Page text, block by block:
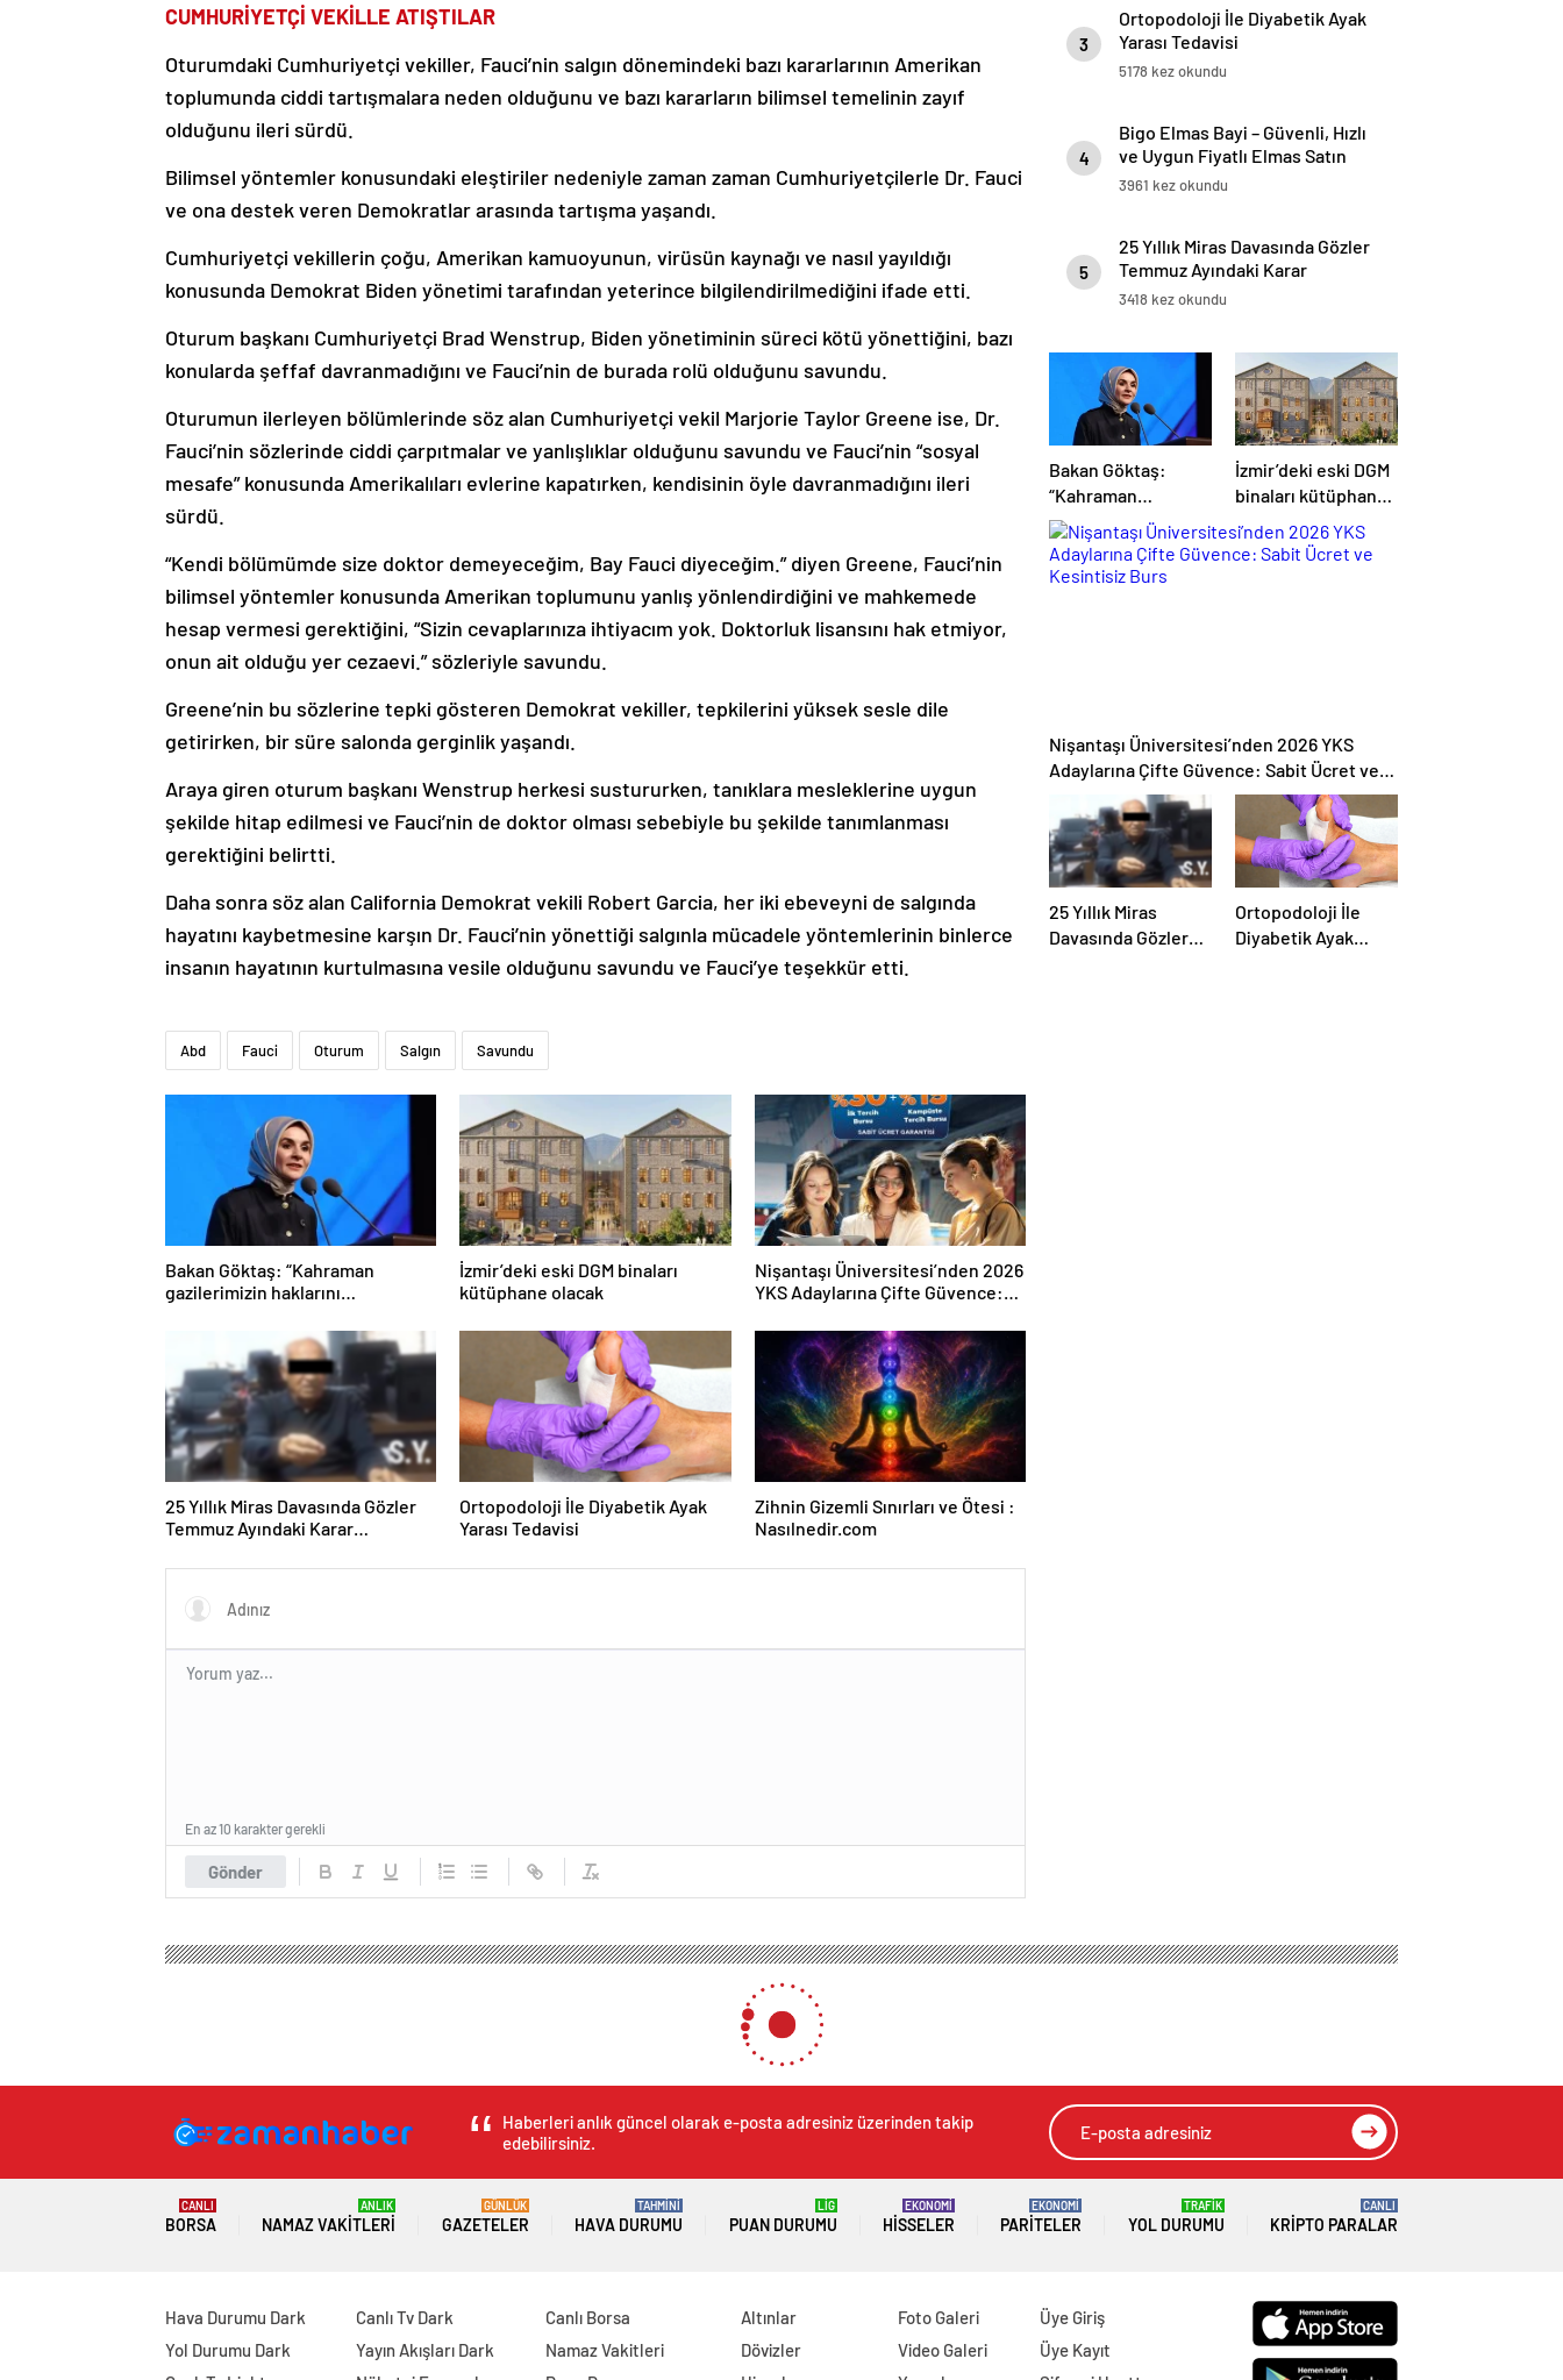
CUMHURİYETÇİ VEKİLLE ATIŞTILAR
Oturumdaki Cumhuriyetçi vekiller, Fauci’nin salgın dönemindeki bazı kararlarının Amerikan
toplumunda ciddi tartışmalara neden olduğunu ve bazı kararların bilimsel temelinin zayıf
olduğunu ileri sürdü.
Bilimsel yöntemler konusundaki eleştiriler nedeniyle zaman zaman Cumhuriyetçilerle Dr. Fauci
ve ona destek veren Demokratlar arasında tartışma yaşandı.
Cumhuriyetçi vekillerin çoğu, Amerikan kamuoyunun, virüsün kaynağı ve nasıl yayıldığı
konusunda Demokrat Biden yönetimi tarafından yeterince bilgilendirilmediğini ifade etti.
Oturum başkanı Cumhuriyetçi Brad Wenstrup, Biden yönetiminin süreci kötü yönettiğini, bazı
konularda şeffaf davranmadığını ve Fauci’nin de burada rolü olduğunu savundu.
Oturumun ilerleyen bölümlerinde söz alan Cumhuriyetçi vekil Marjorie Taylor Greene ise, Dr.
Fauci’nin sözlerinde ciddi çarpıtmalar ve yanlışlıklar olduğunu savundu ve Fauci’nin “sosyal
mesafe” konusunda Amerikalıları evlerine kapatırken, kendisinin öyle davranmadığını ileri
sürdü.
“Kendi bölümümde size doktor demeyeceğim, Bay Fauci diyeceğim.” diyen Greene, Fauci’nin
bilimsel yöntemler konusunda Amerikan toplumunu yanlış yönlendirdiğini ve mahkemede
hesap vermesi gerektiğini, “Sizin cevaplarınıza ihtiyacım yok. Doktorluk lisansını hak etmiyor,
onun ait olduğu yer cezaevi.” sözleriyle savundu.
Greene’nin bu sözlerine tepki gösteren Demokrat vekiller, tepkilerini yüksek sesle dile
getirirken, bir süre salonda gerginlik yaşandı.
Araya giren oturum başkanı Wenstrup herkesi sustururken, tanıklara mesleklerine uygun
şekilde hitap edilmesi ve Fauci’nin de doktor olması sebebiyle bu şekilde tanımlanması
gerektiğini belirtti.
Daha sonra söz alan California Demokrat vekili Robert Garcia, her iki ebeveyni de salgında
hayatını kaybetmesine karşın Dr. Fauci’nin yönettiği salgınla mücadele yöntemlerinin binlerce
insanın hayatının kurtulmasına vesile olduğunu savundu ve Fauci’ye teşekkür etti.
Abd Fauci Oturum Salgın Savundu
Bakan Göktaş: “Kahraman
gazilerimizin haklarını
kapılarını aralıyoruz”
İzmir’deki eski DGM binaları
kütüphane olacak
Nişantaşı Üniversitesi’nden 2026
YKS Adaylarına Çifte Güvence:
25 Yıllık Miras Davasında Gözler
Temmuz Ayındaki Karar
Ortopodoloji İle Diyabetik Ayak
Yarası Tedavisi
Zihnin Gizemli Sınırları ve Ötesi :
Nasılnedir.com
Gönder
En az 10 karakter gerekli
3
Ortopodoloji İle Diyabetik Ayak
Yarası Tedavisi
5178 kez okundu
4
Bigo Elmas Bayi – Güvenli, Hızlı
ve Uygun Fiyatlı Elmas Satın
Almanın Yeni Adresi
3961 kez okundu
5
25 Yıllık Miras Davasında Gözler
Temmuz Ayındaki Karar
Duruşmasına Çevrildi
3418 kez okundu
Bakan Göktaş:
“Kahraman
gazilerimizin
haklarını
güçlendiren yeni bir
İzmir’deki eski DGM
binaları kütüphane
olacak
Nişantaşı Üniversitesi’nden 2026 YKS
Adaylarına Çifte Güvence: Sabit Ücret ve
Kesintisiz Burs
25 Yıllık Miras
Davasında Gözler
Ortopodoloji İle
Diyabetik Ayak
Haberleri anlık güncel olarak e-posta adresiniz üzerinden takip
edebilirsiniz.
BORSA
CANLI
NAMAZ VAKITLERI
ANLIK
GAZETELER
GÜNLÜK
HAVA DURUMU
TAHMİNİ
PUAN DURUMU
LİG
HISSELER
EKONOMİ
PARITELER
EKONOMİ
YOL DURUMU
TRAFİK
KRIPTO PARALAR
CANLI
Hava Durumu Dark
Yol Durumu Dark
Canlı Tv Dark
Yayın Akışları Dark
Canlı Borsa
Namaz Vakitleri
Altınlar
Dövizler
Foto Galeri
Video Galeri
Üye Giriş
Üye Kayıt